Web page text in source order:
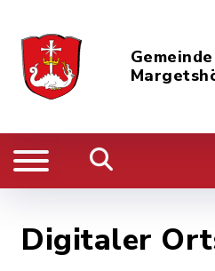
Gemeinde
Digitaler